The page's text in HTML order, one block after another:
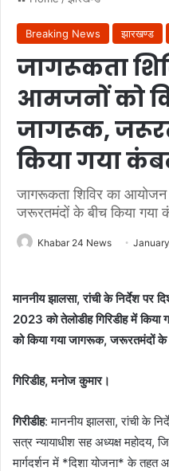
Breaking News झारखण्ड
जागरूकता
आमजनों को
जागरूक,
किया गया
जागरूकता शिविर का
जरूरतमंदों के बीच किया गया
Khabar 24 News
माननीय झालसा, रांची के निर्देश पर
2023 को तेलोडीह गिरिडीह में
को किया गया जागरूक, जरूरतमंदों के
गिरिडीह, मनोज कुमार।
गिरीडीह: माननीय झालसा, रांची के
सत्र न्यायाधीश सह अध्यक्ष महोदय,
मार्गदर्शन में *दिशा योजना* के